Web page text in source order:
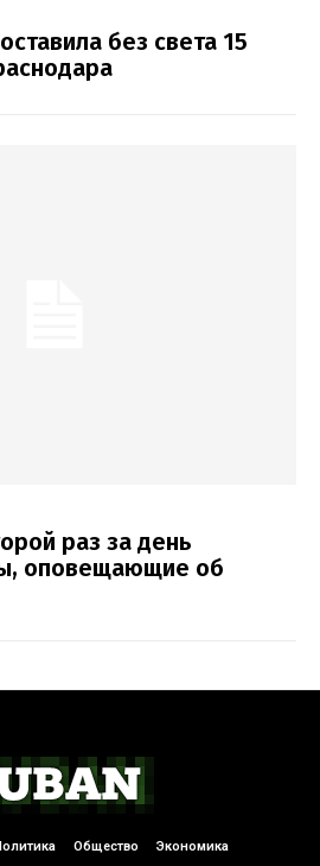
без света 15
раз за день
оповещающие об
Общество Экономика